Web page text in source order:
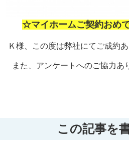
☆マイホームご契約おめ
Ｋ様、この度は弊社にてご成約
また、アンケートへのご協力あ
この記事を